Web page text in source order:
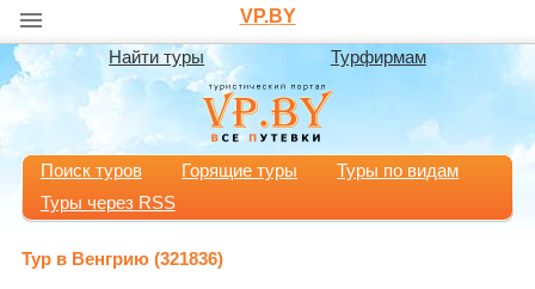
VP.BY
Найти туры Турфирмам
Поиск туров Горящие туры
Туры по видам
Туры через RSS
Тур в Венгрию (321836)